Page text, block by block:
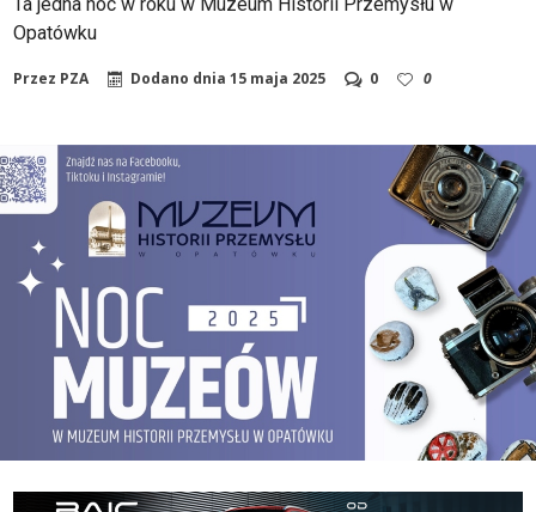
Ta jedna noc w roku w Muzeum Historii Przemysłu w
Opatówku
Przez PZA Dodano dnia15 maja 2025 0 0